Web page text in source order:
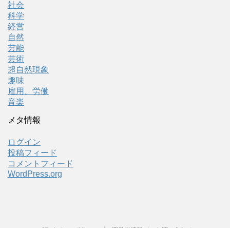
社会
科学
経営
自然
芸能
芸術
超自然現象
趣味
雇用、労働
音楽
メタ情報
ログイン
投稿フィード
コメントフィード
WordPress.org